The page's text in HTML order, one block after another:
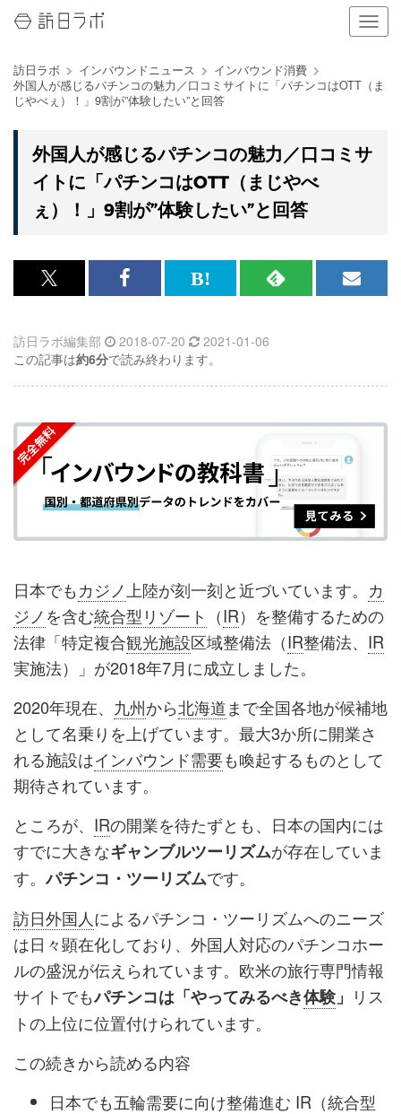
ナ
ビ
ー
シ
の
替
る
訪日ラボ インバウンドニュース
インバウンド消費
外国人が感じるパチンコの魅力／口コミサイトに「パチンコはOTT（ま
じやべぇ）！」9割が”体験したい”と回答
外国人が感じるパチンコの魅力／口コミサ
イトに「パチンコはOTT（まじやべ
ぇ）！」9割が”体験したい”と回答
x<br>
記
事
シ
ェ
ア
す
る
Facebook<br>
記
事
シ
ェ
ア
す
る
は
な
ブ
ク
マ
ー
ク
に
加
RSS
購
読
す
る
メ
録
す
訪日ラボ編集部 2018-07-20
2021-01-06
この記事は約6分で読み終わります。
日本でもカジノ 上陸が刻一刻と近づいています。 カ
ジノを含む統合型リゾート （IR）を整備するための
法律「特定複合観光施設区域整備法（IR整備法、 IR
実施法）」が2018年7月に成立しました。
2020年現在、 九州から北海道まで全国各地が候補地
として名乗りを上げています。最大3か所に開業さ
れる施設はインバウンド需要も喚起するものとして
期待されています。
ところが、 IRの開業を待たずとも、日本の国内には
すでに大きなギャンブルツーリズムが存在していま
す。パチンコ・ツーリズムです。
訪日外国人によるパチンコ・ツーリズムへのニーズ
は日々顕在化しており、外国人対応のパチンコホー
ルの盛況が伝えられています。欧米の旅行専門情報
サイトでもパチンコは「やってみるべき体験 」 リス
トの上位に位置付けられています。
この続きから読める内容
日本でも五輪需要に向け整備進む IR（統合型